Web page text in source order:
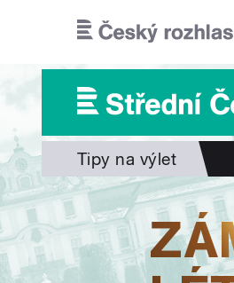
Tipy na výlet